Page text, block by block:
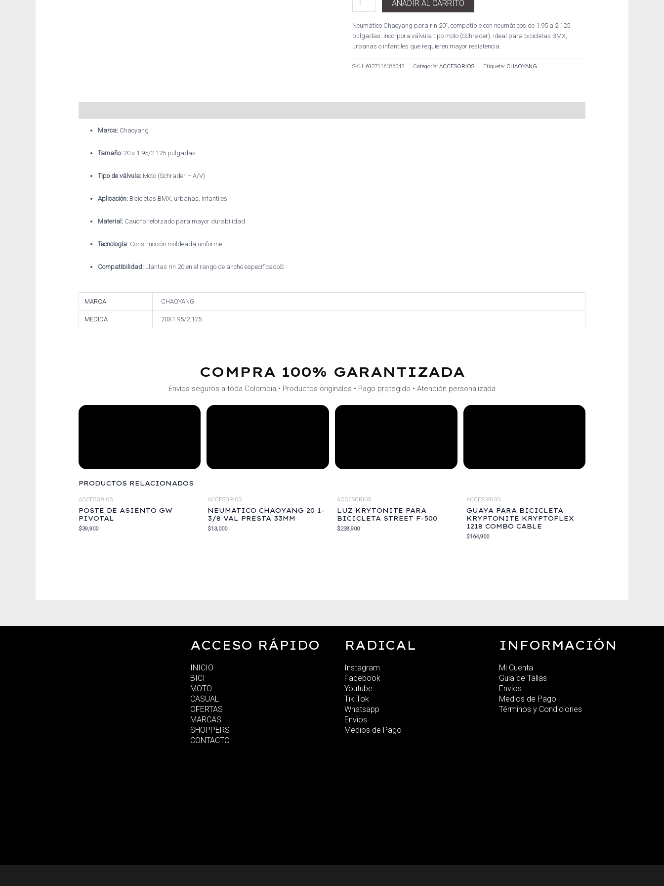
AÑADIR AL CARRITO
Neumático Chaoyang para rin 20″, compatible con neumáticos de 1.95 a 2.125
pulgadas. Incorpora válvula tipo moto (Schrader), ideal para bicicletas BMX,
urbanas o infantiles que requieren mayor resistencia.
SKU: 6927116186043 Categoría:ACCESORIOS Etiqueta: CHAOYANG
Marca:Chaoyang
Tamaño:20 x 1.95/2.125 pulgadas
Tipo de válvula:Moto (Schrader – A/V)
Aplicación:Bicicletas BMX, urbanas, infantiles
Material:Caucho reforzado para mayor durabilidad
Tecnología:Construcción moldeada uniforme
Compatibilidad:Llantas rin 20 en el rango de ancho especificadoS
MARCA CHAOYANG
MEDIDA 20X1.95/2.125
COMPRA 100% GARANTIZADA
Envíos seguros a toda Colombia • Productos originales • Pago protegido • Atención personalizada
PRODUCTOS RELACIONADOS
ACCESORIOS
POSTE DE ASIENTO GW
PIVOTAL
$39,900
ACCESORIOS
NEUMATICO CHAOYANG 20 1-
3/8 VAL PRESTA 33MM
$13,000
ACCESORIOS
LUZ KRYTONITE PARA
BICICLETA STREET F-500
$238,900
ACCESORIOS
GUAYA PARA BICICLETA
KRYPTONITE KRYPTOFLEX
1218 COMBO CABLE
$164,900
ACCESO RÁPIDO
INICIO
BICI
MOTO
CASUAL
OFERTAS
MARCAS
SHOPPERS
CONTACTO
RADICAL
Instagram
Facebook
Youtube
Tik Tok
Whatsapp
Envios
Medios de Pago
INFORMACIÓN
Mi Cuenta
Guia de Tallas
Envios
Medios de Pago
Términos y Condiciones